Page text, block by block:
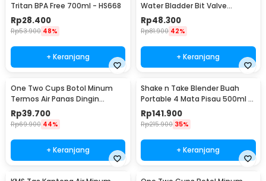
Tritan BPA Free 700ml - HS668
Rp28.400
Rp53.900 48%
+ Keranjang
Water Bladder Bit Valve
Hydration Bag 2L - SD16
Rp48.300
Rp81.900 42%
+ Keranjang
One Two Cups Botol Minum
Termos Air Panas Dingin
Stainless Steel 260ml -
AQW575
Rp39.700
Rp69.900 44%
+ Keranjang
Shake n Take Blender Buah
Portable 4 Mata Pisau 500ml -
VT-04
Rp141.900
Rp215.900 35%
+ Keranjang